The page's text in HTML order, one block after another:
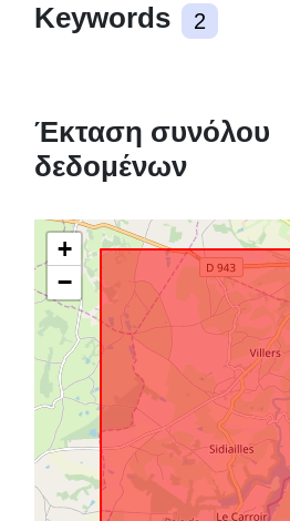
Keywords 2
Έκταση συνόλου
δεδομένων
+
−